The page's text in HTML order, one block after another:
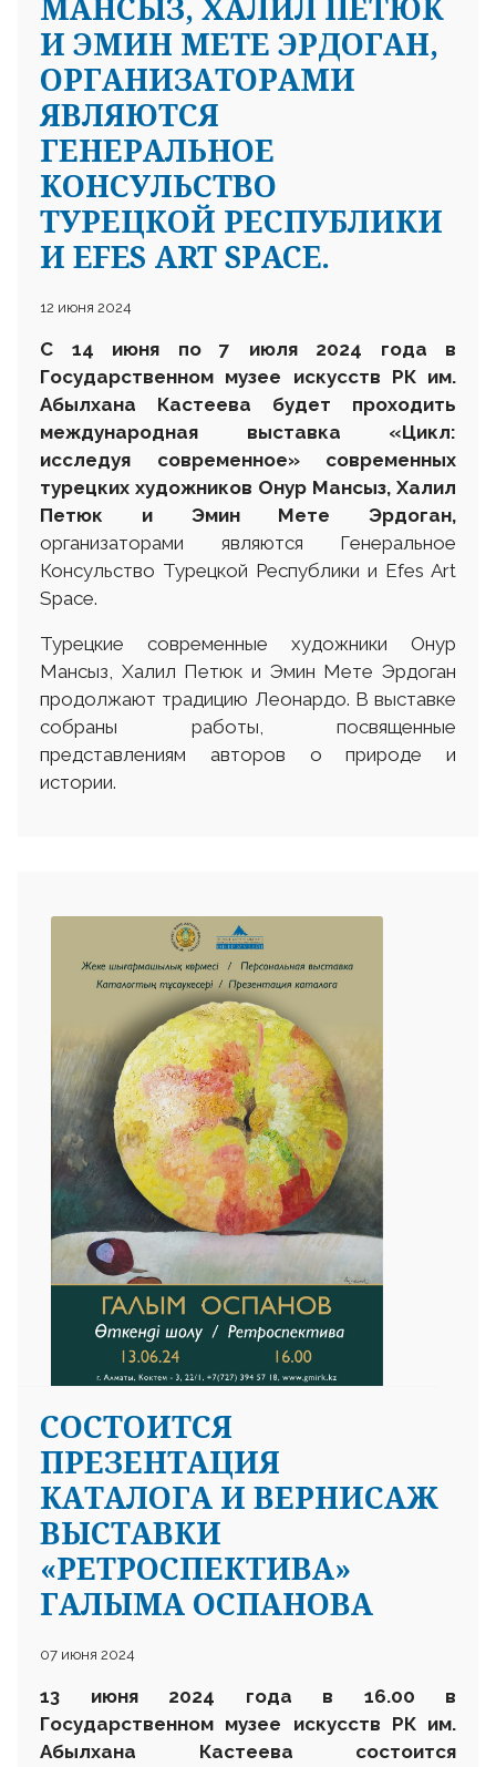
МАНСЫЗ, ХАЛИЛ ПЕТЮК
И ЭМИН МЕТЕ ЭРДОГАН,
ОРГАНИЗАТОРАМИ
ЯВЛЯЮТСЯ
ГЕНЕРАЛЬНОЕ
КОНСУЛЬСТВО
ТУРЕЦКОЙ РЕСПУБЛИКИ
И EFES ART SPACE.
12 июня 2024
C 14 июня по 7 июля 2024 года в
Государственном музее искусств РК им.
Абылхана Кастеева будет проходить
международная выставка «Цикл:
исследуя современное» современных
турецких художников Онур Мансыз, Халил
Петюк и Эмин Мете Эрдоган,
организаторами являются Генеральное
Консульство Турецкой Республики и Efes Art
Space.
Турецкие современные художники Онур
Мансыз, Халил Петюк и Эмин Мете Эрдоган
продолжают традицию Леонардо. В выставке
собраны работы, посвященные
представлениям авторов о природе и
истории.
СОСТОИТСЯ
ПРЕЗЕНТАЦИЯ
КАТАЛОГА И ВЕРНИСАЖ
ВЫСТАВКИ
«РЕТРОСПЕКТИВА»
ГАЛЫМА ОСПАНОВА
07 июня 2024
13 июня 2024 года в 16.00 в
Государственном музее искусств РК им.
Абылхана Кастеева состоится